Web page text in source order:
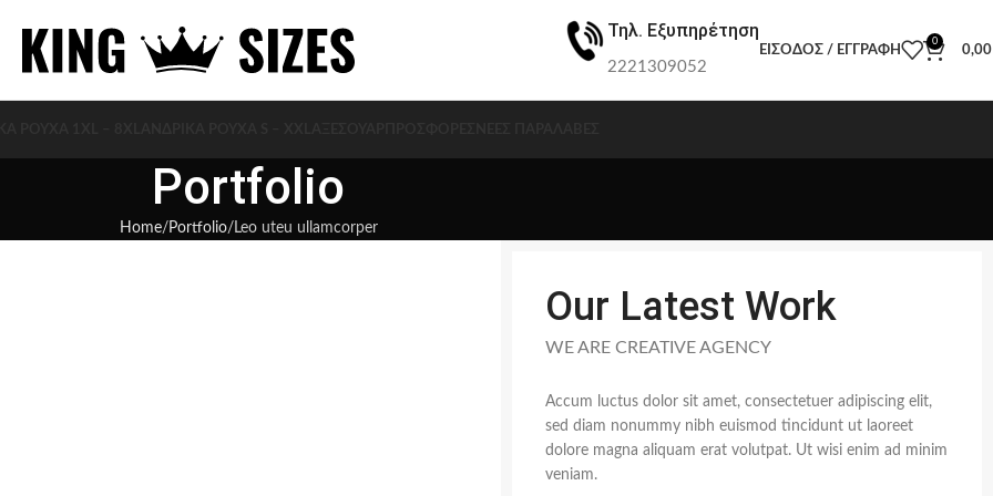
Τηλ. Εξυπηρέτηση
2221309052
ΕΊΣΟΔΟΣ / ΕΓΓΡΑΦΉ
0
Portfolio
Home Portfolio Leo uteu ullamcorper
Our Latest Work
WE ARE CREATIVE AGENCY
Accum luctus dolor sit amet, consectetuer adipiscing elit,
sed diam nonummy nibh euismod tincidunt ut laoreet
dolore magna aliquam erat volutpat. Ut wisi enim ad minim
veniam.